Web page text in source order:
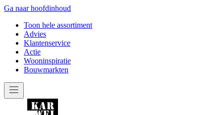
Ga naar hoofdinhoud
Toon hele assortiment
Advies
Klantenservice
Actie
Wooninspiratie
Bouwmarkten